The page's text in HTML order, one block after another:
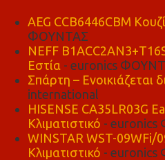
AEG CCB6446CBM
ΦΟΥΝΤΑΣ
NEFF
Εστία - euronics
Σπάρτη – Ενοικιάζεται
international
HISENSE CA35LR03G
Κλιματιστικό -
WINSTAR WST-09WFi/
Κλιματιστικό -